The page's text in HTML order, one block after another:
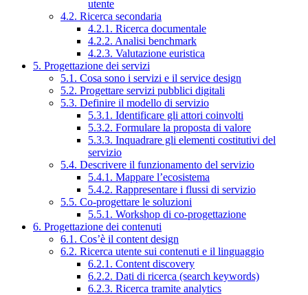
utente
4.2. Ricerca secondaria
4.2.1. Ricerca documentale
4.2.2. Analisi benchmark
4.2.3. Valutazione euristica
5. Progettazione dei servizi
5.1. Cosa sono i servizi e il service design
5.2. Progettare servizi pubblici digitali
5.3. Definire il modello di servizio
5.3.1. Identificare gli attori coinvolti
5.3.2. Formulare la proposta di valore
5.3.3. Inquadrare gli elementi costitutivi del
servizio
5.4. Descrivere il funzionamento del servizio
5.4.1. Mappare l’ecosistema
5.4.2. Rappresentare i flussi di servizio
5.5. Co-progettare le soluzioni
5.5.1. Workshop di co-progettazione
6. Progettazione dei contenuti
6.1. Cos’è il content design
6.2. Ricerca utente sui contenuti e il linguaggio
6.2.1. Content discovery
6.2.2. Dati di ricerca (search keywords)
6.2.3. Ricerca tramite analytics